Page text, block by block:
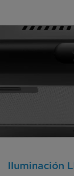
lluminación